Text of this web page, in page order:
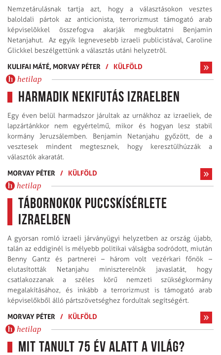
Nemzetárulásnak tartja azt, hogy a választásokon vesztes
baloldali pártok az anticionista, terrorizmust támogató arab
képviselõkkel összefogva akarják megbuktatni Benjamin
Netanjahut. Az egyik legnevesebb izraeli publicis­tával, Caroline
Glickkel beszélgettünk a választás utáni helyzetrõl.
KULIFAI MÁTÉ, MORVAY PÉTER / KÜLFÖLD
hetilap
Harmadik nekifutás Izraelben
Egy éven belül harmadszor járultak az urnákhoz az izraeliek, de
lapzártánkkor nem egyértelmű, mikor és hogyan lesz stabil
kormány Jeruzsálemben. Benjamin Netanjahu győzött, de a
vesztesek mindent megtesznek, hogy keresztülhúzzák a
választók akaratát.
MORVAY PÉTER
/ KÜLFÖLD
hetilap
Tábornokok puccskísérlete
Izraelben
A gyorsan romló izraeli járványügyi helyzetben az ország újabb,
talán az eddiginél is mélyebb politikai válságba sodródott, miután
Benny Gantz és partnerei – három volt vezérkari főnök –
elutasították Netanjahu miniszterelnök javaslatát, hogy
csatlakozzanak a széles körű nemzeti szükségkormány
megalakításához, és inkább a terrorizmust is támogató arab
képviselőkből álló pártszövetséghez fordultak segítségért.
MORVAY PÉTER
/ KÜLFÖLD
hetilap
Mit tanult 75 év alatt a világ?